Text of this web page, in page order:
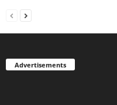
Advertisements